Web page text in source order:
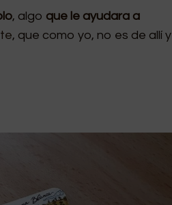
, algo que le ayudara a
, que como yo, no es de allí y